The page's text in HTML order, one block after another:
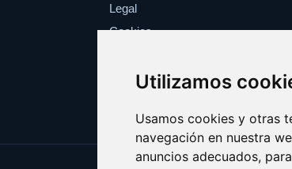
Utilizamos
Usamos cookies y otras
navegación en nuestra
anuncios adecuados,
Legal
Cookies